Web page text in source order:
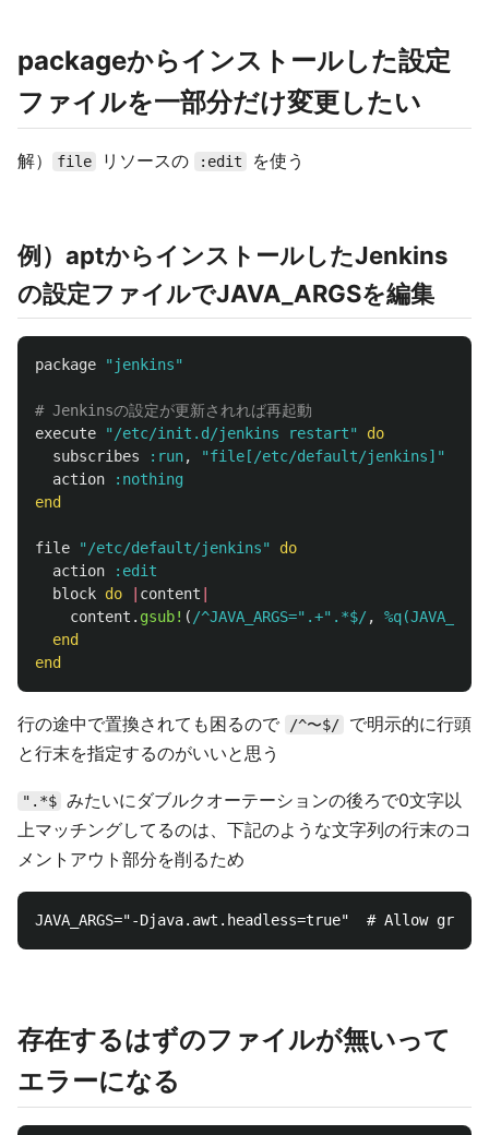
packageからインストールした設定
ファイルを一部分だけ変更したい
解） file リソースの :edit を使う
例）aptからインストールしたJenkins
の設定ファイルでJAVA_ARGSを編集
package "jenkins"
# Jenkinsの設定が更新されれば再起動
execute
"/etc/init.d/jenkins restart"
do
subscribes
:run,
"file[/etc/default/jenkins]"
action
:nothing
end
file "/etc/default/jenkins"
do
action
:edit
block do content
content . gsub! ( /^JAVA_ARGS=".+".*$/,
end
end
行の途中で置換されても困るので /^〜$/
で明示的に行頭
と行末を指定するのがいいと思う
".*$ みたいにダブルクオーテーションの後ろで0文字以
上マッチングしてるのは、下記のような文字列の行末のコ
メントアウト部分を削るため
存在するはずのファイルが無いって
エラーになる